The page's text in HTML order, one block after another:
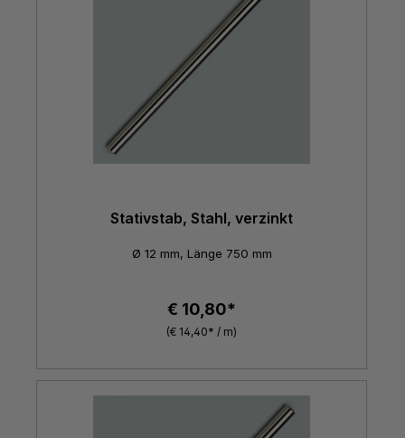
Stativstab, Stahl, verzinkt
Ø 12 mm, Länge 750 mm
€ 10,80*
(€ 14,40* / m)